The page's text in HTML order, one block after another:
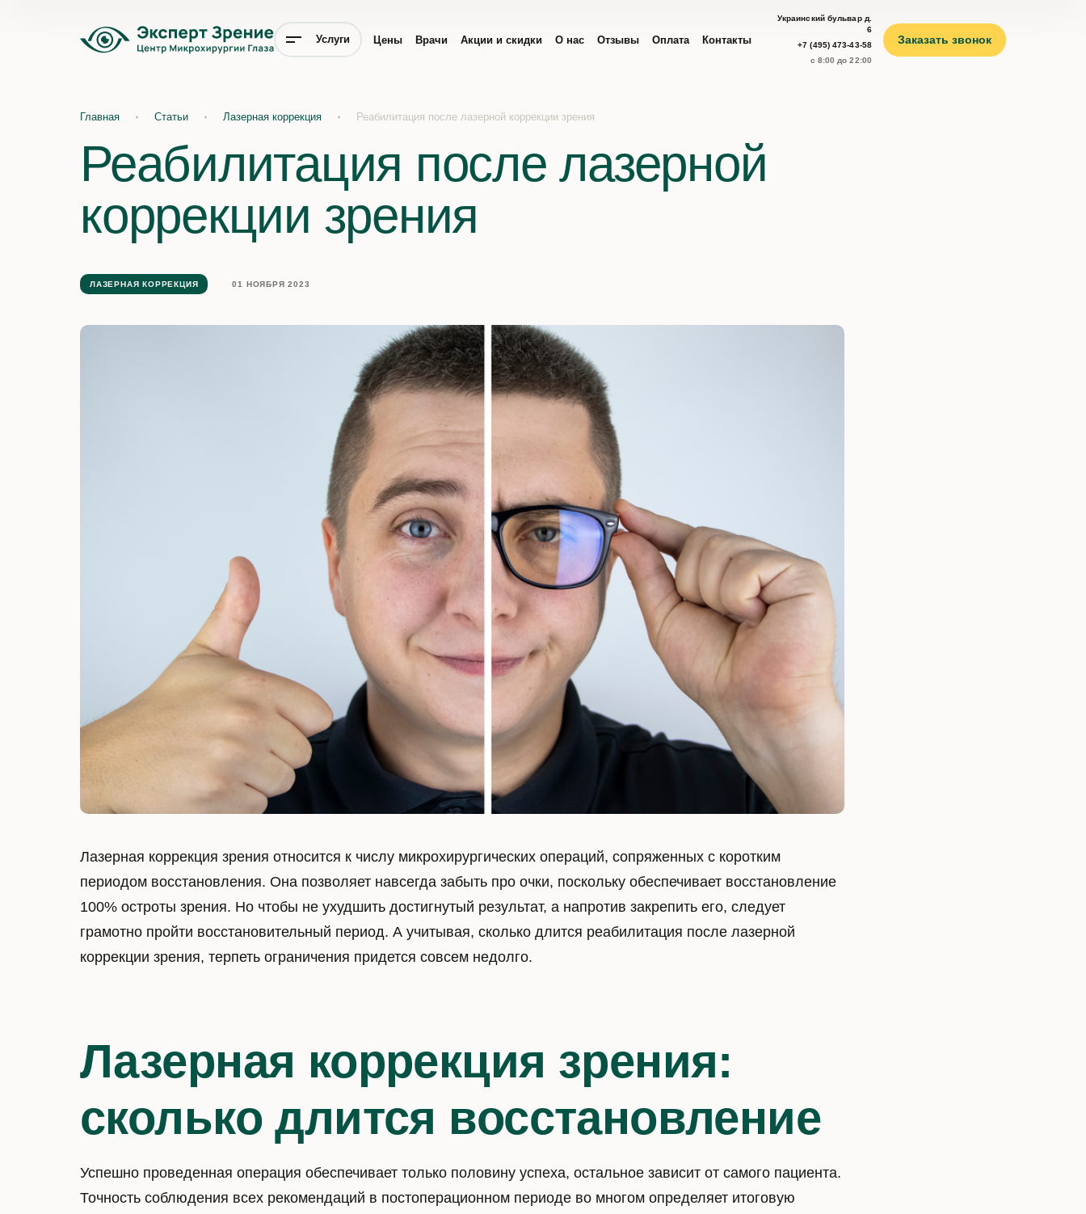
Услуги Цены Врачи Акции и скидки О нас Отзывы Оплата Контакты
Украинский бульвар д.
6
+7 (495) 473-43-58
с 8:00 до 22:00
Заказать звонок
Главная Статьи Лазерная коррекция Реабилитация после лазерной коррекции зрения
Реабилитация после лазерной
коррекции зрения
ЛАЗЕРНАЯ КОРРЕКЦИЯ 01 НОЯБРЯ 2023
Лазерная коррекция зрения относится к числу микрохирургических операций, сопряженных с коротким
периодом восстановления. Она позволяет навсегда забыть про очки, поскольку обеспечивает восстановление
100% остроты зрения. Но чтобы не ухудшить достигнутый результат, а напротив закрепить его, следует
грамотно пройти восстановительный период. А учитывая, сколько длится реабилитация после лазерной
коррекции зрения, терпеть ограничения придется совсем недолго.
Лазерная коррекция зрения:
сколько длится восстановление
Успешно проведенная операция обеспечивает только половину успеха, остальное зависит от самого пациента.
Точность соблюдения всех рекомендаций в постоперационном периоде во многом определяет итоговую